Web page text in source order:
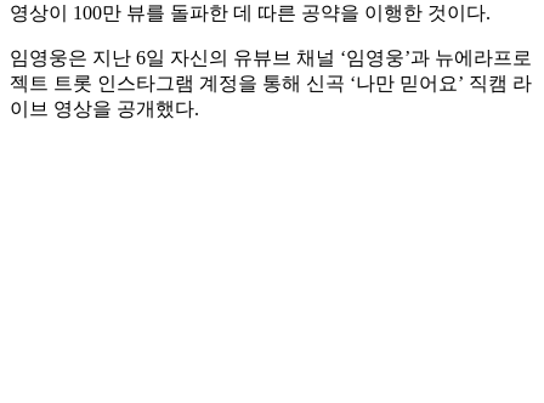
영상이 100만 뷰를 돌파한 데 따른 공약을 이행한 것이다.
임영웅은 지난 6일 자신의 유뷰브 채널 ‘임영웅’과 뉴에라프로
젝트 트롯 인스타그램 계정을 통해 신곡 ‘나만 믿어요’ 직캠 라
이브 영상을 공개했다.